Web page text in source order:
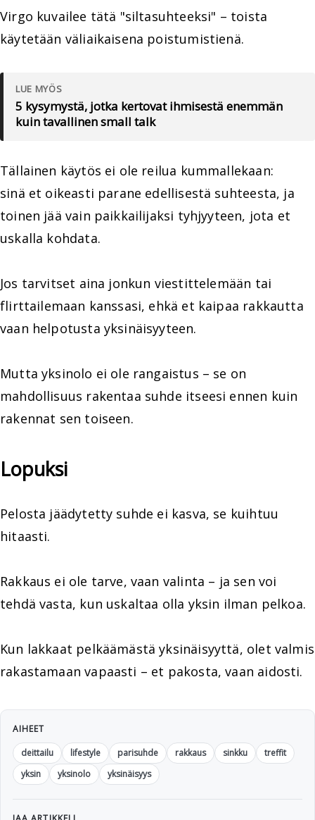
Virgo kuvailee tätä "siltasuhteeksi" – toista
käytetään väliaikaisena poistumistienä.
LUE MYÖS
5 kysymystä, jotka kertovat ihmisestä enemmän
kuin tavallinen small talk
Tällainen käytös ei ole reilua kummallekaan:
sinä et oikeasti parane edellisestä suhteesta, ja
toinen jää vain paikkailijaksi tyhjyyteen, jota et
uskalla kohdata.
Jos tarvitset aina jonkun viestittelemään tai
flirttailemaan kanssasi, ehkä et kaipaa rakkautta
vaan helpotusta yksinäisyyteen.
Mutta yksinolo ei ole rangaistus – se on
mahdollisuus rakentaa suhde itseesi ennen kuin
rakennat sen toiseen.
Lopuksi
Pelosta jäädytetty suhde ei kasva, se kuihtuu
hitaasti.
Rakkaus ei ole tarve, vaan valinta – ja sen voi
tehdä vasta, kun uskaltaa olla yksin ilman pelkoa.
Kun lakkaat pelkäämästä yksinäisyyttä, olet valmis
rakastamaan vapaasti – et pakosta, vaan aidosti.
AIHEET
deittailu
lifestyle parisuhde rakkaus sinkku
treffit
yksin
yksinolo yksinäisyys